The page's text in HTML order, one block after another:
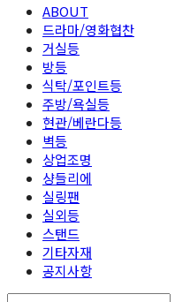
ABOUT
드라마/영화협찬
거실등
방등
식탁/포인트등
주방/욕실등
현관/베란다등
벽등
상업조명
샹들리에
실링팬
실외등
스탠드
기타자재
공지사항